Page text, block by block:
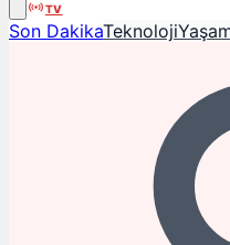
TV
Son DakikaTeknoloji